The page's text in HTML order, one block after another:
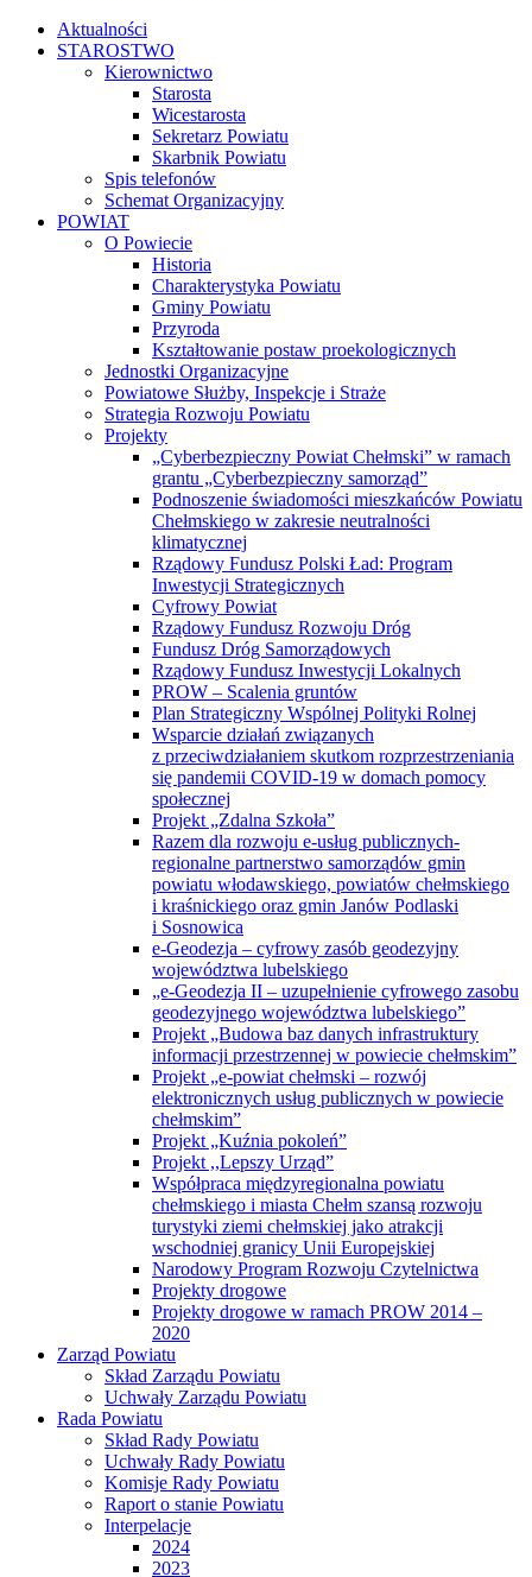
Aktualności
STAROSTWO
Kierownictwo
Starosta
Wicestarosta
Sekretarz Powiatu
Skarbnik Powiatu
Spis telefonów
Schemat Organizacyjny
POWIAT
O Powiecie
Historia
Charakterystyka Powiatu
Gminy Powiatu
Przyroda
Kształtowanie postaw proekologicznych
Jednostki Organizacyjne
Powiatowe Służby, Inspekcje i Straże
Strategia Rozwoju Powiatu
Projekty
„Cyberbezpieczny Powiat Chełmski” w ramach
grantu „Cyberbezpieczny samorząd”
Podnoszenie świadomości mieszkańców Powiatu
Chełmskiego w zakresie neutralności
klimatycznej
Rządowy Fundusz Polski Ład: Program
Inwestycji Strategicznych
Cyfrowy Powiat
Rządowy Fundusz Rozwoju Dróg
Fundusz Dróg Samorządowych
Rządowy Fundusz Inwestycji Lokalnych
PROW – Scalenia gruntów
Plan Strategiczny Wspólnej Polityki Rolnej
Wsparcie działań związanych
z przeciwdziałaniem skutkom rozprzestrzeniania
się pandemii COVID-19 w domach pomocy
społecznej
Projekt „Zdalna Szkoła”
Razem dla rozwoju e-usług publicznych-
regionalne partnerstwo samorządów gmin
powiatu włodawskiego, powiatów chełmskiego
i kraśnickiego oraz gmin Janów Podlaski
i Sosnowica
e-Geodezja – cyfrowy zasób geodezyjny
województwa lubelskiego
„e-Geodezja II – uzupełnienie cyfrowego zasobu
geodezyjnego województwa lubelskiego”
Projekt „Budowa baz danych infrastruktury
informacji przestrzennej w powiecie chełmskim”
Projekt „e-powiat chełmski – rozwój
elektronicznych usług publicznych w powiecie
chełmskim”
Projekt „Kuźnia pokoleń”
Projekt ,,Lepszy Urząd”
Współpraca międzyregionalna powiatu
chełmskiego i miasta Chełm szansą rozwoju
turystyki ziemi chełmskiej jako atrakcji
wschodniej granicy Unii Europejskiej
Narodowy Program Rozwoju Czytelnictwa
Projekty drogowe
Projekty drogowe w ramach PROW 2014 –
2020
Zarząd Powiatu
Skład Zarządu Powiatu
Uchwały Zarządu Powiatu
Rada Powiatu
Skład Rady Powiatu
Uchwały Rady Powiatu
Komisje Rady Powiatu
Raport o stanie Powiatu
Interpelacje
2024
2023